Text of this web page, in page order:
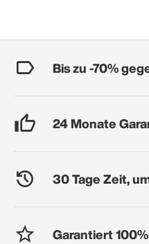
Bis zu -70%
24 Monate
30 Tage Zeit,
Garantiert